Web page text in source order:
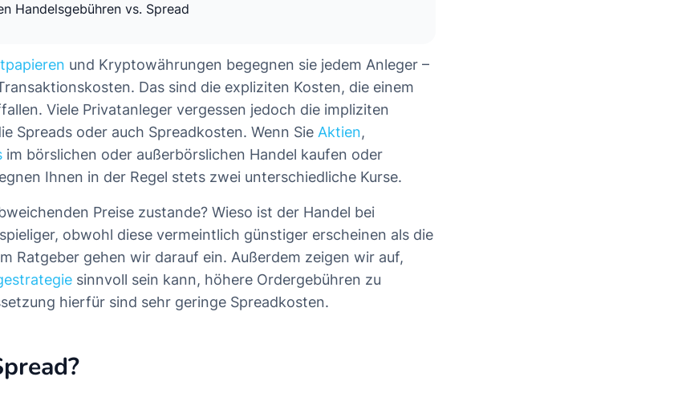
Handelsgebühren vs. Spread
und Kryptowährungen begegnen sie jedem Anleger –
Das sind die expliziten Kosten, die einem
Viele Privatanleger vergessen jedoch die impliziten
Spreads oder auch Spreadkosten. Wenn Sie Aktien,
im börslichen oder außerbörslichen Handel kaufen oder
Ihnen in der Regel stets zwei unterschiedliche Kurse.
Preise zustande? Wieso ist der Handel bei
obwohl diese vermeintlich günstiger erscheinen als die
Ratgeber gehen wir darauf ein. Außerdem zeigen wir auf,
sinnvoll sein kann, höhere Ordergebühren zu
hierfür sind sehr geringe Spreadkosten.